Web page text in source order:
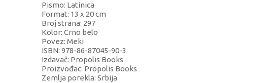
Pismo: Latinica
Format: 13 x 20 cm
Broj strana: 297
Kolor: Crno belo
Povez: Meki
ISBN: 978-86-87045-90-3
Izdavač: Propolis Books
Proizvođac: Propolis Books
Zemlja porekla: Srbija